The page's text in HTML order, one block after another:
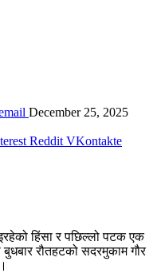
December 25, 2025
Reddit VKontakte
हिंसा र पछिल्लो पटक एक
बुधबार रौतहटको सदरमुकाम गौर